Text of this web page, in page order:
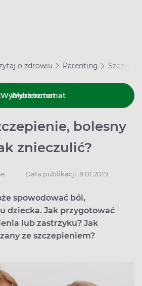
o zdrowiu Parenting
Wybierz temat
bolesny
znieczulić?
Data publikacji: 8.01.2019
spowodować ból,
dziecka. Jak przygotować
lub zastrzyku? Jak
ze szczepieniem?